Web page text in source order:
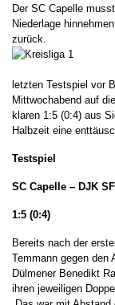
Der SC Capelle
Niederlage
zurück.
letzten Testspiel vor
Mittwochabend auf
klaren 1:5 (0:4) aus
Halbzeit eine
Testspiel
SC Capelle – DJK
1:5 (0:4)
Bereits nach der
Temmann gegen den
Dülmener Benedikt
ihren jeweiligen